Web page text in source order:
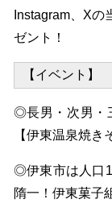
Instagram、Xの
ゼント！
【イベント】
◎長男・次男・
【伊東温泉焼
◎伊東市は人口
隋一！伊東菓子